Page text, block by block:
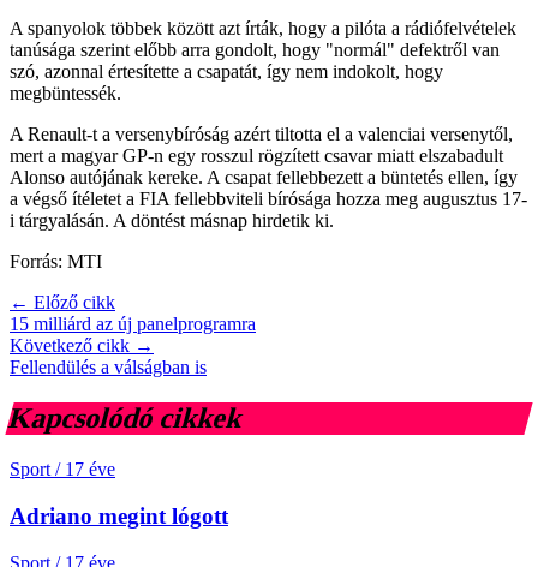
A spanyolok többek között azt írták, hogy a pilóta a rádiófelvételek
tanúsága szerint előbb arra gondolt, hogy "normál" defektről van
szó, azonnal értesítette a csapatát, így nem indokolt, hogy
megbüntessék.
A Renault-t a versenybíróság azért tiltotta el a valenciai versenytől,
mert a magyar GP-n egy rosszul rögzített csavar miatt elszabadult
Alonso autójának kereke. A csapat fellebbezett a büntetés ellen, így
a végső ítéletet a FIA fellebbviteli bírósága hozza meg augusztus 17-
i tárgyalásán. A döntést másnap hirdetik ki.
Forrás: MTI
← Előző cikk
15 milliárd az új panelprogramra
Következő cikk →
Fellendülés a válságban is
Kapcsolódó cikkek
Sport / 17 éve
Adriano megint lógott
Sport / 17 éve